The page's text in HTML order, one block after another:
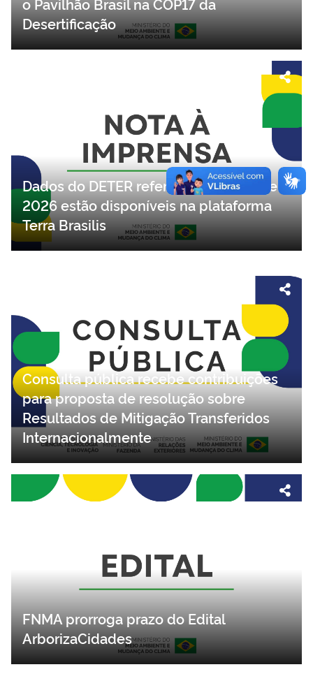
Desertificação
Dados do DETER referentes a junho de
2026 estão disponíveis na plataforma
Terra Brasilis
Consulta pública recebe contribuições
para proposta de resolução sobre
Resultados de Mitigação Transferidos
Internacionalmente
FNMA prorroga prazo do Edital
ArborizaCidades